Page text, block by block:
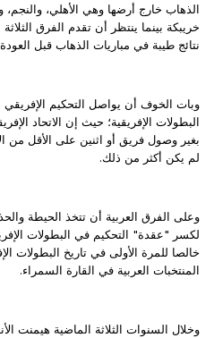
الذهاب خارج أرضها وهي الأهلي، والنجم،
خريبكة بينما ينتظر أن تقدم الفرق الثلاثة
نتائج طيبة في مباريات الذهاب قبل العودة.
وبات الخوف أن يواصل التحكيم الإفريقي
البطولات الإفريقية؛ حيث إن الاتحاد
بغير وصول فريق أو اثنين على الأقل من
لم يكن أكثر من ذلك.
وعلى الفرق العربية أن تتخذ الحيطة
لكسر "عقدة" التحكيم في البطولات
خالصا للمرة الأولى في تاريخ البطولات
المنتخبات العربية في القارة السمراء.
وخلال السنوات الثلاثة الماضية هيمنت